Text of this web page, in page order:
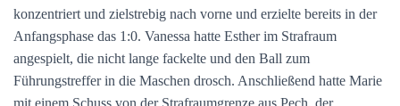
konzentriert und zielstrebig nach vorne und erzielte bereits in der
Anfangsphase das 1:0. Vanessa hatte Esther im Strafraum
angespielt, die nicht lange fackelte und den Ball zum
Führungstreffer in die Maschen drosch. Anschließend hatte Marie
mit einem Schuss von der Strafraumgrenze aus Pech, der